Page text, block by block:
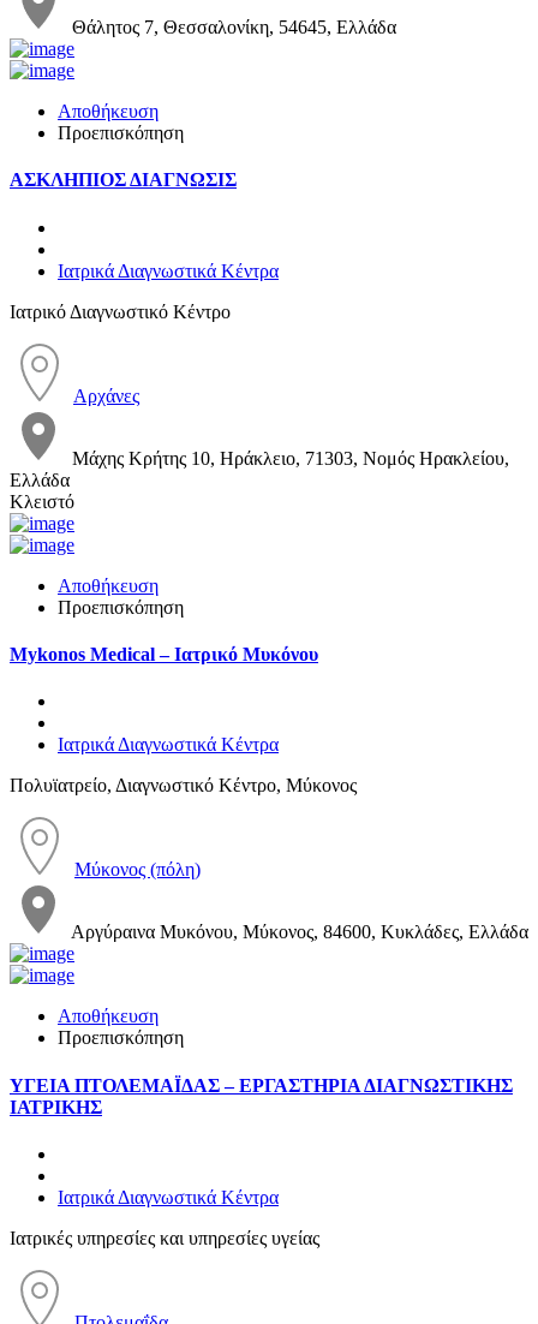
Θάλητος 7, Θεσσαλονίκη, 54645, Ελλάδα
Αποθήκευση
Προεπισκόπηση
ΑΣΚΛΗΠΙΟΣ ΔΙΑΓΝΩΣΙΣ
Ιατρικά Διαγνωστικά Κέντρα
Ιατρικό Διαγνωστικό Κέντρο
Αρχάνες
Μάχης Κρήτης 10, Ηράκλειο, 71303, Νομός Ηρακλείου,
Ελλάδα
Κλειστό
Αποθήκευση
Προεπισκόπηση
Mykonos Medical – Ιατρικό Μυκόνου
Ιατρικά Διαγνωστικά Κέντρα
Πολυϊατρείο, Διαγνωστικό Κέντρο, Μύκονος
Μύκονος (πόλη)
Αργύραινα Μυκόνου, Μύκονος, 84600, Κυκλάδες, Ελλάδα
Αποθήκευση
Προεπισκόπηση
ΥΓΕΙΑ ΠΤΟΛΕΜΑΪΔΑΣ – ΕΡΓΑΣΤΗΡΙΑ ΔΙΑΓΝΩΣΤΙΚΗΣ
ΙΑΤΡΙΚΗΣ
Ιατρικά Διαγνωστικά Κέντρα
Ιατρικές υπηρεσίες και υπηρεσίες υγείας